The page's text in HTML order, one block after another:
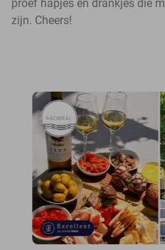
proef hapjes en drankjes die
zijn. Cheers!